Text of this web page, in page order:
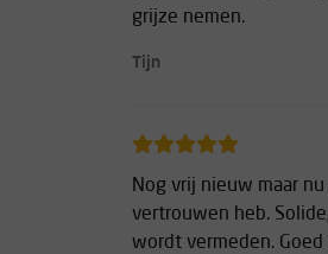
grijze nemen.
Tijn
Nog vrij nieuw maar
vertrouwen heb.
wordt vermeden. Goed